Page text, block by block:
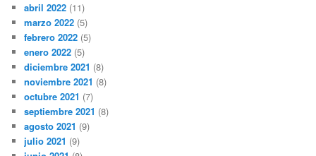
abril 2022 (11)
marzo 2022 (5)
febrero 2022 (5)
enero 2022 (5)
diciembre 2021 (8)
noviembre 2021 (8)
octubre 2021 (7)
septiembre 2021 (8)
agosto 2021 (9)
julio 2021 (9)